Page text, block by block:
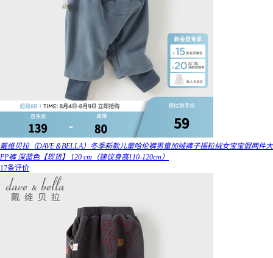
戴维贝拉（DAVE＆BELLA）冬季新款儿童哈伦裤男童加绒裤子摇粒绒女宝宝假两件大
PP裤 深蓝色【现货】 120 cm（建议身高110-120cm）
17条评价